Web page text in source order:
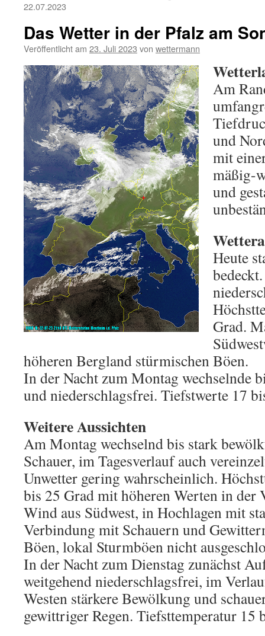
22.07.2023
Das Wetter in der Pfalz am
Veröffentlicht am 23. Juli 2023 von wettermann
Am
und
mit
mäßig-
und
Heute
Grad.
höheren Bergland stürmischen Böen.
In der Nacht zum Montag wechselnde
und niederschlagsfrei. Tiefstwerte 17
Weitere Aussichten
Am Montag wechselnd bis stark
Schauer, im Tagesverlauf auch
Unwetter gering wahrscheinlich.
bis 25 Grad mit höheren Werten in der
Wind aus Südwest, in Hochlagen mit
Verbindung mit Schauern und
Böen, lokal Sturmböen nicht
In der Nacht zum Dienstag zunächst
weitgehend niederschlagsfrei, im
Westen stärkere Bewölkung und
gewittriger Regen. Tiefsttemperatur 15